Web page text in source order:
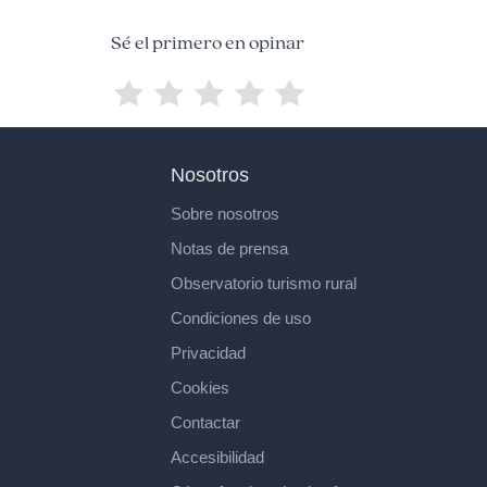
Sé el primero en opinar
Nosotros
Sobre nosotros
Notas de prensa
Observatorio turismo rural
Condiciones de uso
Privacidad
Cookies
Contactar
Accesibilidad